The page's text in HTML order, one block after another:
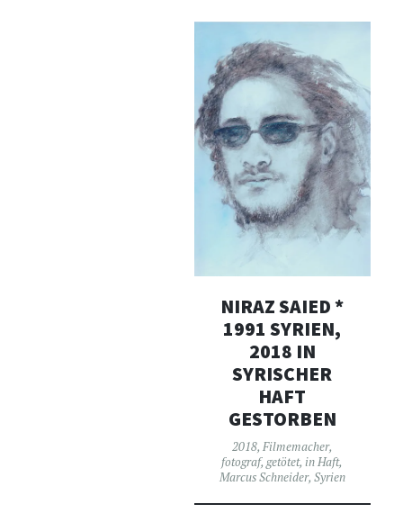
NIRAZ SAIED *
1991 SYRIEN,
2018 IN
SYRISCHER
HAFT
GESTORBEN
2018, Filmemacher,
fotograf,getötet,in Haft,
Marcus Schneider, Syrien